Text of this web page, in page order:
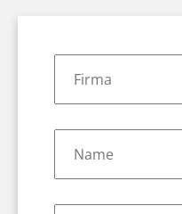
Firma *
Name *
Emailadresse *